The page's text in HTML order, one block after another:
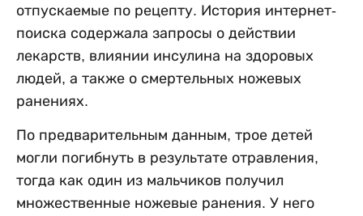
отпускаемые по рецепту. История интернет-
поиска содержала запросы о действии
лекарств, влиянии инсулина на здоровых
людей, а также о смертельных ножевых
ранениях.
По предварительным данным, трое детей
могли погибнуть в результате отравления,
тогда как один из мальчиков получил
множественные ножевые ранения. У него